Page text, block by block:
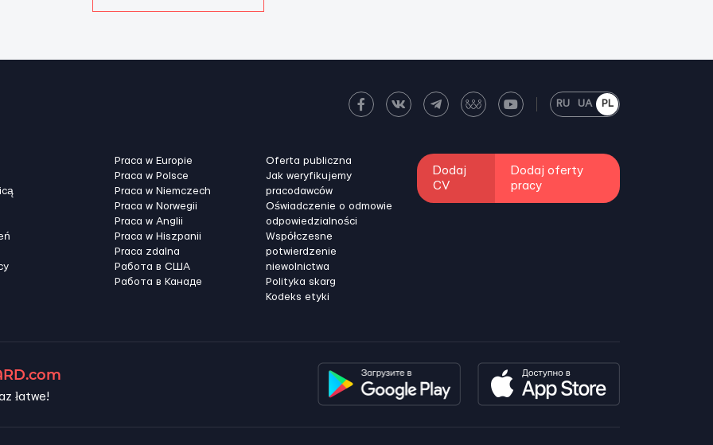
RU UA PL
Praca w Europie
Praca w Polsce
Praca w Niemczech
Praca w Norwegii
Praca w Anglii
Praca w Hiszpanii
Praca zdalna
Работа в США
Работа в Канадe
Oferta publiczna
Jak weryfikujemy
pracodawców
Oświadczenie o odmowie
odpowiedzialności
Współczesne
potwierdzenie
niewolnictwa
Polityka skarg
Kodeks etyki
Dodaj
CV
Dodaj oferty
pracy
łatwe!